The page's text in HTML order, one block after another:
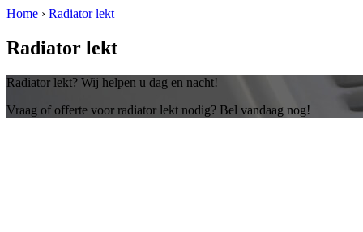
Home › Radiator lekt
Radiator lekt
Radiator lekt? Wij helpen u dag en nacht!
Vraag of offerte voor radiator lekt nodig? Bel vandaag nog!